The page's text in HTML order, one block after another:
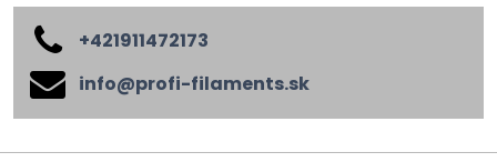
+421911472173
info​@profi-filaments​.sk